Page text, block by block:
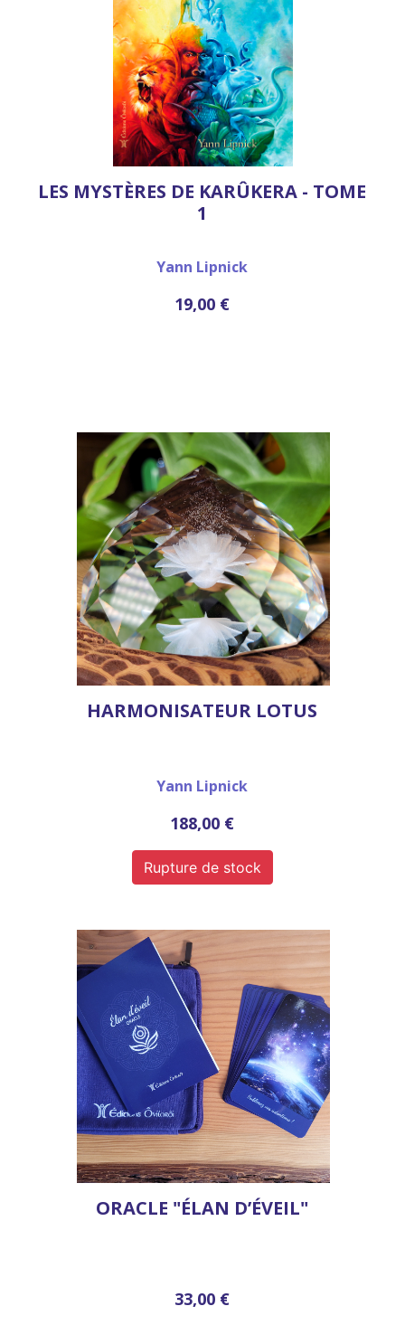
LES MYSTÈRES DE KARÛKERA - TOME
1
Yann Lipnick
19,00 €
HARMONISATEUR LOTUS
Yann Lipnick
188,00 €
Rupture de stock
ORACLE "ÉLAN D’ÉVEIL"
33,00 €